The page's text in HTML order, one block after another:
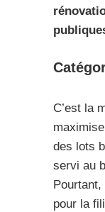
C’est la
des lots
servi au
pour la